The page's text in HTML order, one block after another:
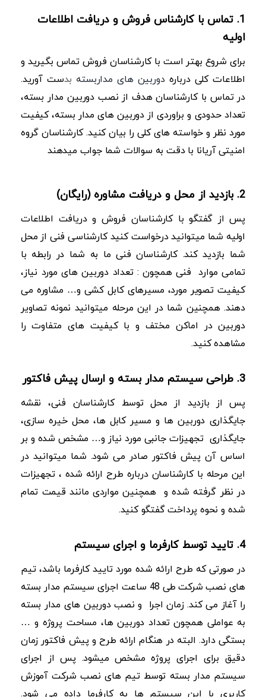
1. تماس با کارشناس فروش و دریافت اطلاعات
اولیه
برای شروع بهتر است با کارشناسان فروش تماس بگیرید و
اطلاعات کلی دربارهدوربین های مداربسته بدست آورید.
در تماس با کارشناسان هدف از نصب دوربین مدار بسته،
تعداد حدودی و براوردی از دوربین های مدار بسته، کیفیت
مورد نظر و خواسته های کلی را بیان کنید. کارشناسان گروه
امنیتی آریانا با دقت به سوالات شما جواب میدهند
2. بازدید از محل و دریافت مشاوره (رایگان)
پس از گفتگو با کارشناسان فروش و دریافت اطلاعات
اولیه شما میتوانید درخواست کنید کارشناسی فنی از محل
شما بازدید کند. کارشناسان فنی ما به شما در رابطه با
تمامی موارد فنی همچون : تعداد دوربین های مورد نیاز،
کیفیت تصویر مورد، مسیرهای کابل کشی و… مشاوره می
دهند. همچنین شما در این مرحله میتوانید نمونه تصاویر
دوربین در اماکن مختف و با کیفیت های متفاوت را
مشاهده کنید.
3. طراحی سیستم مدار بسته و ارسال پیش فاکتور
پس از بازدید از محل توسط کارشناسان فنی، نقشه
جایگذاری دوربین ها و مسیر کابل ها، محل خیره سازی،
جایگذاری تجهیزات جانبی مورد نیاز و… مشخص شده و بر
اساس آن پیش فاکتور صادر می شود. شما میتوانید در
این مرحله با کارشناسان درباره طرح ارائه شده ، تجهیزات
در نظر گرفته شده و همچنین مواردی مانند قیمت تمام
شده و نحوه پرداخت گفتگو کنید.
4. تایید توسط کارفرما و اجرای سیستم
در صورتی که طرح ارائه شده مورد تایید کارفرما باشد، تیم
های نصب شرکت طی 48 ساعت اجرای سیستم مدار بسته
را آغاز می کند. زمان اجرا و نصب دوربین های مدار بسته
به عواملی همچون تعداد دوربین ها، مساحت پروژه و …
بستگی دارد. البته در هنگام ارائه طرح و پیش فاکتور زمان
دقیق برای اجرای پروژه مشخص میشود. پس از اجرای
سیستم مدار بسته توسط تیم های نصب شرکت آموزش
کاربری با این سیستم ها به کارفرما داده می شود.